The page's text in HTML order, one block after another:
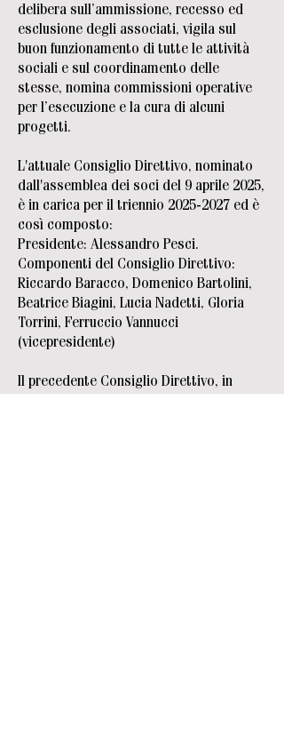
delibera sull’ammissione, recesso ed
esclusione degli associati, vigila sul
buon funzionamento di tutte le attività
sociali e sul coordinamento delle
stesse, nomina commissioni operative
per l’esecuzione e la cura di alcuni
progetti.
L'attuale Consiglio Direttivo, nominato
dall'assemblea dei soci del 9 aprile 2025,
è in carica per il triennio 2025-2027 ed è
così composto:
Presidente: Alessandro Pesci.
Componenti del Consiglio Direttivo:
Riccardo Baracco, Domenico Bartolini,
Beatrice Biagini, Lucia Nadetti, Gloria
Torrini, Ferruccio Vannucci
(vicepresidente)
Il precedente Consiglio Direttivo, in